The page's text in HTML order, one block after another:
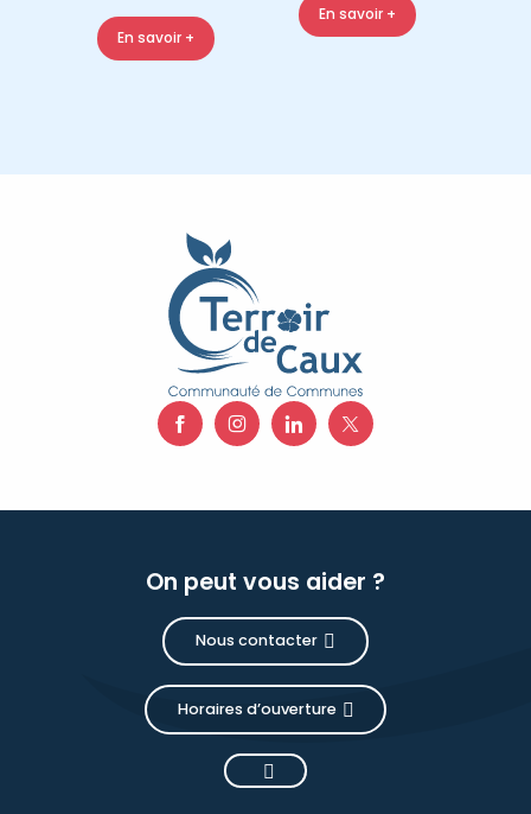
En savoir +
En savoir +
On peut vous aider ?
Nous contacter
Horaires d’ouverture